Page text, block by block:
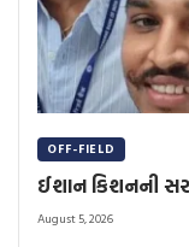
OFF-FIELD
ઈશાન કિશનની
August 5, 2026